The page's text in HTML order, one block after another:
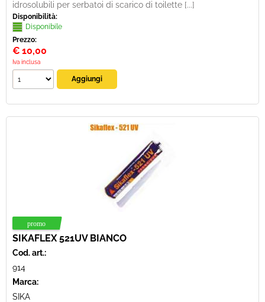
idrosolubili per serbatoi di scarico di toilette [...]
Disponibilità:
Disponibile
Prezzo:
€ 10,00
Iva inclusa
SIKAFLEX 521UV BIANCO
Cod. art.:
914
Marca:
SIKA